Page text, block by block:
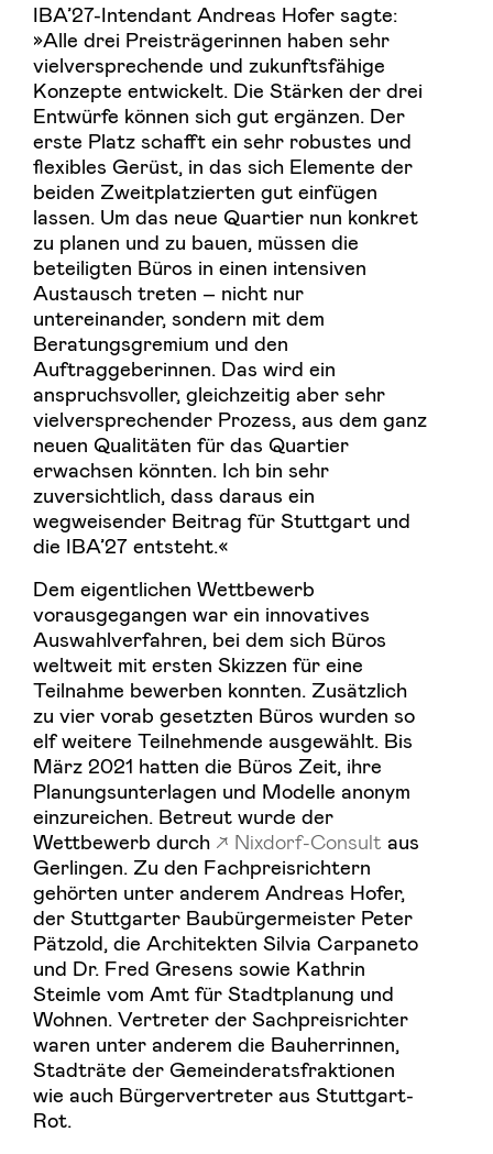
IBA’27-Intendant Andreas Hofer sagte:
»Alle drei Preisträgerinnen haben sehr
vielversprechende und zukunftsfähige
Konzepte entwickelt. Die Stärken der drei
Entwürfe können sich gut ergänzen. Der
erste Platz schafft ein sehr robustes und
flexibles Gerüst, in das sich Elemente der
beiden Zweitplatzierten gut einfügen
lassen. Um das neue Quartier nun konkret
zu planen und zu bauen, müssen die
beteiligten Büros in einen intensiven
Austausch treten – nicht nur
untereinander, sondern mit dem
Beratungsgremium und den
Auftraggeberinnen. Das wird ein
anspruchsvoller, gleichzeitig aber sehr
vielversprechender Prozess, aus dem ganz
neuen Qualitäten für das Quartier
erwachsen könnten. Ich bin sehr
zuversichtlich, dass daraus ein
wegweisender Beitrag für Stuttgart und
die IBA’27 entsteht.«
Dem eigentlichen Wettbewerb
vorausgegangen war ein innovatives
Auswahlverfahren, bei dem sich Büros
weltweit mit ersten Skizzen für eine
Teilnahme bewerben konnten. Zusätzlich
zu vier vorab gesetzten Büros wurden so
elf weitere Teilnehmende ausgewählt. Bis
März 2021 hatten die Büros Zeit, ihre
Planungsunterlagen und Modelle anonym
einzureichen. Betreut wurde der
Wettbewerb durch
Nixdorf-Consult aus
Gerlingen. Zu den Fachpreisrichtern
gehörten unter anderem Andreas Hofer,
der Stuttgarter Baubürgermeister Peter
Pätzold, die Architekten Silvia Carpaneto
und Dr. Fred Gresens sowie Kathrin
Steimle vom Amt für Stadtplanung und
Wohnen. Vertreter der Sachpreisrichter
waren unter anderem die Bauherrinnen,
Stadträte der Gemeinderatsfraktionen
wie auch Bürgervertreter aus Stuttgart-
Rot.